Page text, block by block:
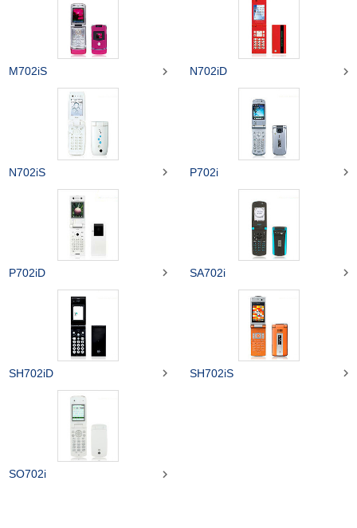
M702iS  N702iD 
N702iS  P702i 
P702iD  SA702i 
SH702iD  SH702iS 
SO702i 